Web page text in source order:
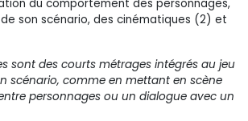
du comportement des personnages,
son scénario, des cinématiques (2) et
sont des courts métrages intégrés au jeu
scénario, comme en mettant en scène
personnages ou un dialogue avec un